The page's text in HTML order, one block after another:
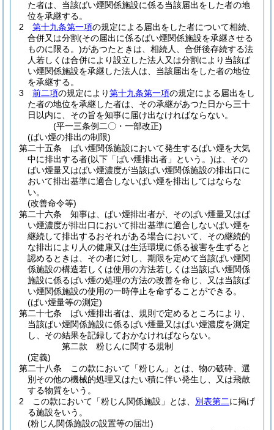
た者は、当該ばい煙関係施設に係る当該届出をした者の地
位を承継する。
2
第十九条第一項の規定による届出をした者について相続、
合併又は分割(その届出に係るばい煙関係施設を承継させる
ものに限る。)があつたときは、相続人、合併後存続する法
人若しくは合併により設立した法人又は分割により当該ば
い煙関係施設を承継した法人は、当該届出をした者の地位
を承継する。
3
前二項の規定により第十九条第一項の規定による届出をし
た者の地位を承継した者は、その承継があつた日から三十
日以内に、その旨を知事に届け出なければならない。
(平一三条例二〇・一部改正)
(ばい煙の排出の制限)
第二十五条
ばい煙関係施設において発生するばい煙を大気
中に排出する者(以下「ばい煙排出者」という。)は、その
ばい煙量又はばい煙濃度が当該ばい煙関係施設の排出口に
おいて排出基準に適合しないばい煙を排出してはならな
い。
(改善命令等)
第二十六条
知事は、ばい煙排出者が、そのばい煙量又はば
い煙濃度が排出口において排出基準に適合しないばい煙を
継続して排出するおそれがある場合において、その継続的
な排出により人の健康又は生活環境に係る被害を生ずると
認めるときは、その者に対し、期限を定めて当該ばい煙関
係施設の構造若しくは使用の方法若しくは当該ばい煙関係
施設に係るばい煙の処理の方法の改善を命じ、又は当該ば
い煙関係施設の使用の一時停止を命ずることができる。
(ばい煙量等の測定)
第二十七条
ばい煙排出者は、規則で定めるところにより、
当該ばい煙関係施設に係るばい煙量又はばい煙濃度を測定
し、その結果を記録しておかなければならない。
第二款
粉じんに関する規制
(定義)
第二十八条
この款において「粉じん」とは、物の破砕、選
別その他の機械的処理又はたい積に伴い発生し、又は飛散
する物質をいう。
2
この款において「粉じん関係施設」とは、 別表第二に掲げ
る施設をいう。
(粉じん関係施設の設置等の届出)